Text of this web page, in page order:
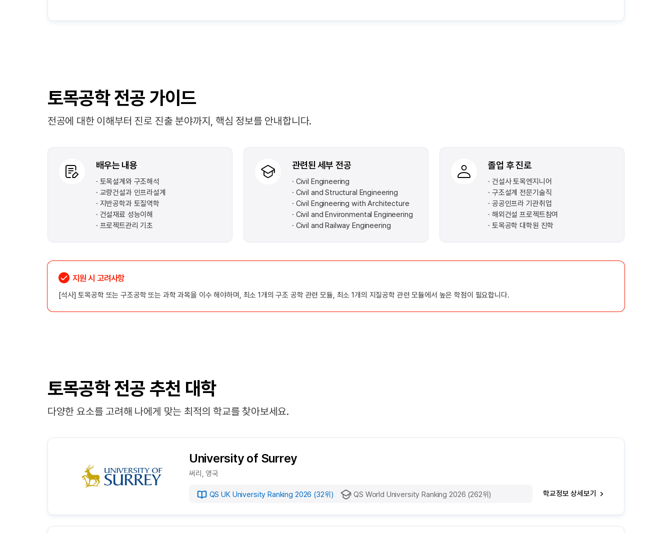
토목공학 전공 가이드
전공에 대한 이해부터 진로 진출 분야까지, 핵심 정보를 안내합니다.
배우는 내용
토목설계와 구조해석
교량건설과 인프라설계
지반공학과 토질역학
건설재료 성능이해
프로젝트관리 기초
관련된 세부 전공
Civil Engineering
Civil and Structural Engineering
Civil Engineering with Architecture
Civil and Environmental Engineering
Civil and Railway Engineering
졸업 후 진로
건설사 토목엔지니어
구조설계 전문기술직
공공인프라 기관취업
해외건설 프로젝트참여
토목공학 대학원 진학
지원 시 고려사항
[석사] 토목공학 또는 구조공학 또는 과학 과목을 이수 해야하며, 최소 1개의 구조 공학 관련 모듈, 최소 1개의 지질공학 관련 모듈에서 높은 학점이 필요합니다.
토목공학 전공 추천 대학
다양한 요소를 고려해 나에게 맞는 최적의 학교를 찾아보세요.
University of Surrey
써리, 영국
QS UK University Ranking 2026 (32위) QS World University Ranking 2026 (262위) 학교정보 상세보기